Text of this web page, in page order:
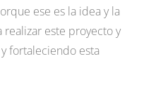
ese es la idea y la
este proyecto y
fortaleciendo esta